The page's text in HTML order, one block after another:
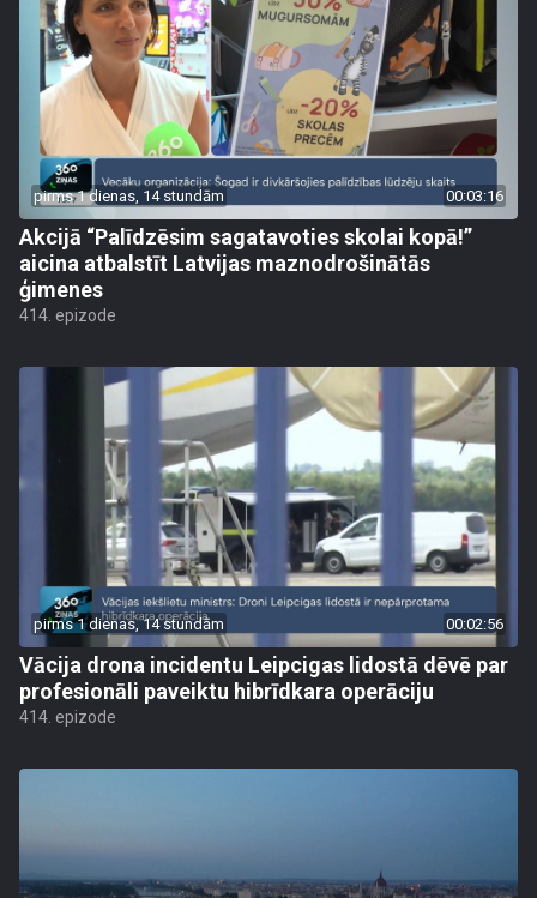
pirms 1 dienas, 14 stundām 00:03:16
Akcijā “Palīdzēsim sagatavoties skolai kopā!”
aicina atbalstīt Latvijas maznodrošinātās
ģimenes
414. epizode
pirms 1 dienas, 14 stundām 00:02:56
Vācija drona incidentu Leipcigas lidostā dēvē par
profesionāli paveiktu hibrīdkara operāciju
414. epizode